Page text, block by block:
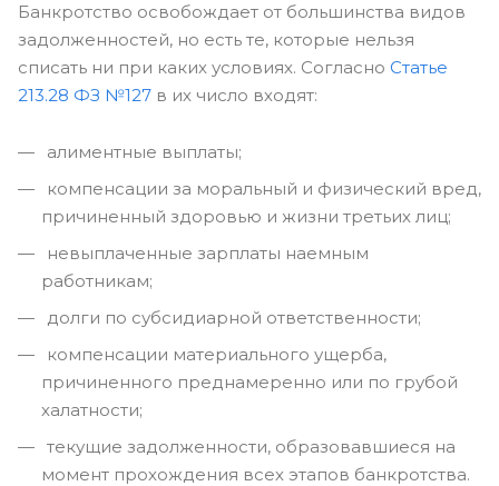
Банкротство освобождает от большинства видов
задолженностей, но есть те, которые нельзя
списать ни при каких условиях. Согласно Статье
213.28 ФЗ №127 в их число входят:
алиментные выплаты;
компенсации за моральный и физический вред,
причиненный здоровью и жизни третьих лиц;
невыплаченные зарплаты наемным
работникам;
долги по субсидиарной ответственности;
компенсации материального ущерба,
причиненного преднамеренно или по грубой
халатности;
текущие задолженности, образовавшиеся на
момент прохождения всех этапов банкротства.